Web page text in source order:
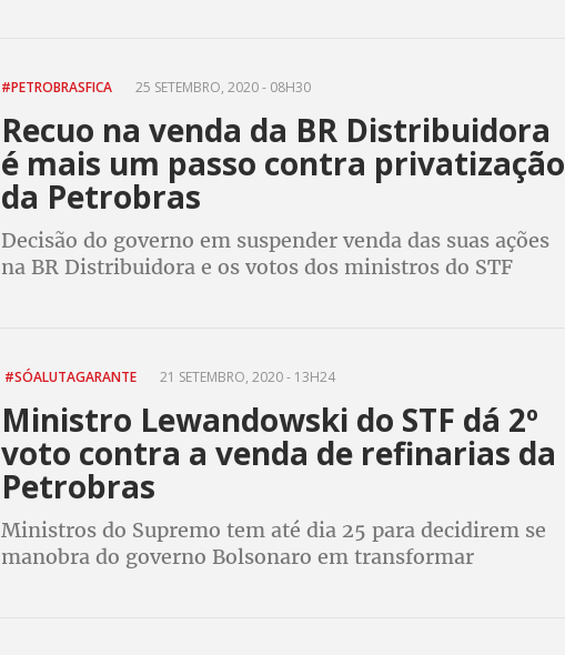
#PETROBRASFICA 25 SETEMBRO, 2020 - 08H30
Recuo na venda da BR Distribuidora
é mais um passo contra privatização
da Petrobras
Decisão do governo em suspender venda das suas ações
na BR Distribuidora e os votos dos ministros do STF
#SÓALUTAGARANTE 21 SETEMBRO, 2020 - 13H24
Ministro Lewandowski do STF dá 2º
voto contra a venda de refinarias da
Petrobras
Ministros do Supremo tem até dia 25 para decidirem se
manobra do governo Bolsonaro em transformar